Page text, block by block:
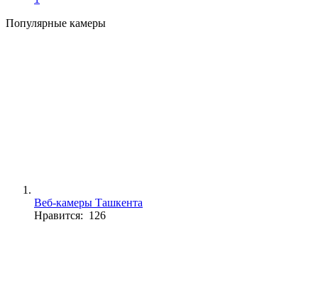
Популярные камеры
Веб-камеры Ташкента
Нравится: 126